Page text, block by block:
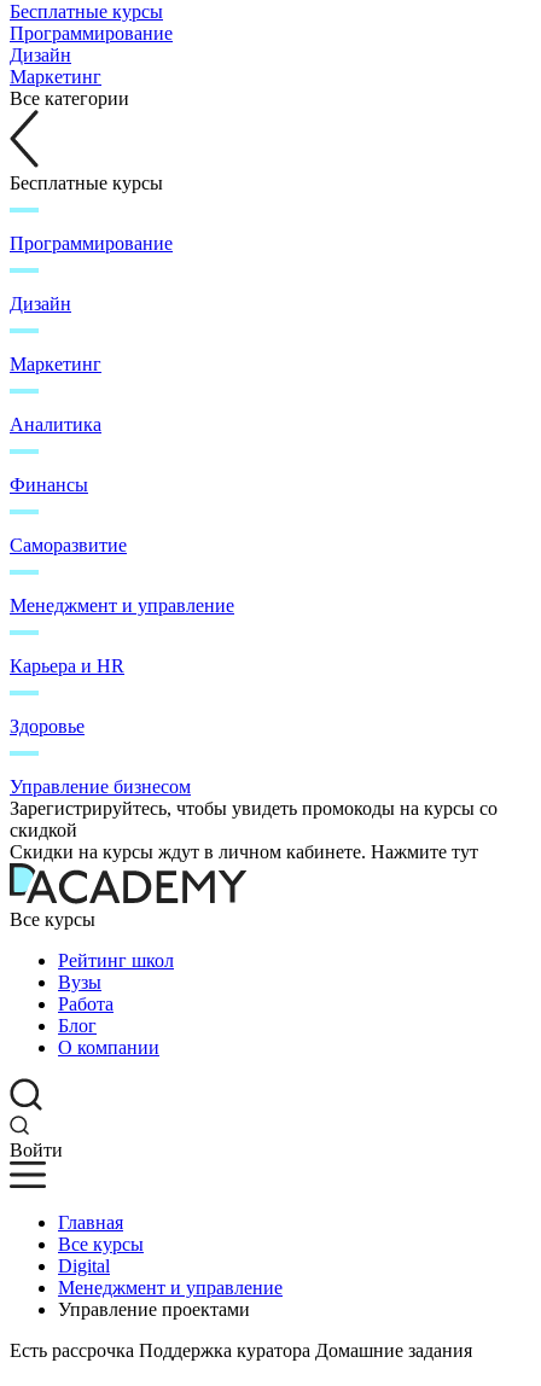
Бесплатные курсы
Программирование
Дизайн
Маркетинг
Все категории
Бесплатные курсы
Программирование
Дизайн
Маркетинг
Аналитика
Финансы
Саморазвитие
Менеджмент и управление
Карьера и HR
Здоровье
Управление бизнесом
Зарегистрируйтесь, чтобы увидеть промокоды на курсы со
скидкой
Скидки на курсы ждут в личном кабинете. Нажмите тут
Все курсы
Рейтинг школ
Вузы
Работа
Блог
О компании
Войти
Главная
Все курсы
Digital
Менеджмент и управление
Управление проектами
Есть рассрочка Поддержка куратора Домашние задания